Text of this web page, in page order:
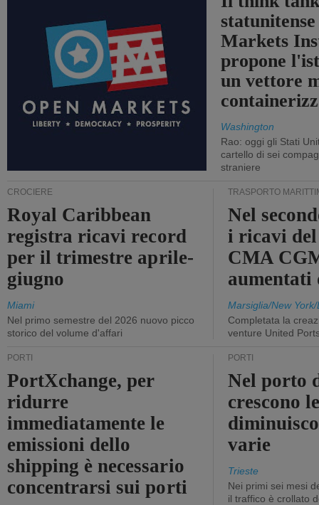
Markets
propone
un vettore
Washington
Rao: oggi gli Stati
cartello di sei
straniere
CROCIERE
Royal Caribbean
registra ricavi record
per il trimestre aprile-
giugno
Miami
Nel primo semestre del 2026 nuovo picco
storico del volume d'affari
TRASPORTO
Nel
i ricavi
CMA
aumentati
Marsiglia/New
Completata la
venture United
PORTI
PortXchange, per
ridurre
immediatamente le
emissioni dello
shipping è necessario
concentrarsi sui porti
PORTI
Nel porto
crescono
varie
Trieste
Nei primi sei mesi
il traffico è crollato